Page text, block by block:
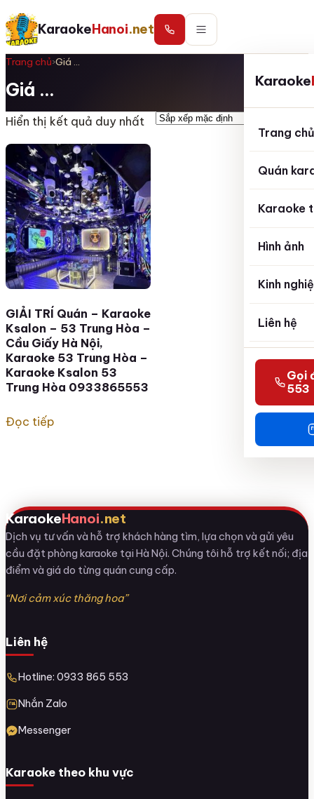
KaraokeHanoi.net
Karaoke
Trang chủ
Quán
Karaoke
Hình ảnh
Kinh
Liên hệ
Gọi
553
Trang chủ›Giá …
Giá …
Hiển thị kết quả duy nhất
GIẢI TRÍ Quán – Karaoke
Ksalon – 53 Trung Hòa –
Cầu Giấy Hà Nội,
Karaoke 53 Trung Hòa –
Karaoke Ksalon 53
Trung Hòa 0933865553
Đọc tiếp
KaraokeHanoi.net
Dịch vụ tư vấn và hỗ trợ khách hàng tìm, lựa chọn và gửi yêu
cầu đặt phòng karaoke tại Hà Nội. Chúng tôi hỗ trợ kết nối; địa
điểm và giá do từng quán cung cấp.
“Nơi cảm xúc thăng hoa”
Liên hệ
Hotline: 0933 865 553
Nhắn Zalo
Messenger
Karaoke theo khu vực